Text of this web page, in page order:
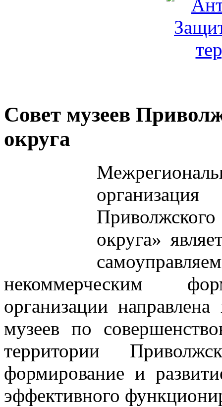
Совет музеев
округа
округа»
некоммерческим
организации
музеев по
территории
формирование и
эффективного